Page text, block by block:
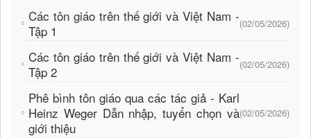
Các tôn giáo trên thế giới và Việt Nam -
Tập 1
(02/05/2026)
Các tôn giáo trên thế giới và Việt Nam -
Tập 2
(02/05/2026)
Phê bình tôn giáo qua các tác giả - Karl
Heinz Weger Dẫn nhập, tuyển chọn và
giới thiệu
(02/05/2026)